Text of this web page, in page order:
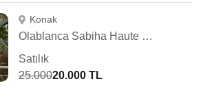
Konak
Olablanca Sabiha Haute Couture
Satılık
25.00020.000 TL